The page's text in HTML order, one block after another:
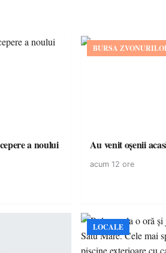
a noului
BURSA
Au venit oșenii
acum 12 ore
LOCALE